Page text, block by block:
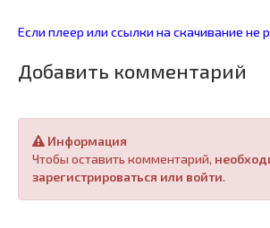
Если плеер или ссылки на скачивание не
Добавить комментарий
Информация
Чтобы оставить комментарий,
зарегистрироваться или войти.